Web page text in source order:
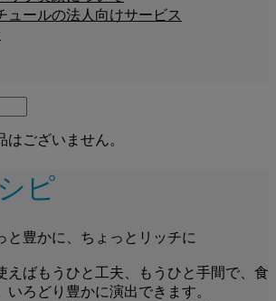
ュールの法人向けサービス
はございません。
ピ
と豊かに、ちょっとリッチに
えばもうひと工夫、もうひと手間で、食
ろどり豊かに演出できます。